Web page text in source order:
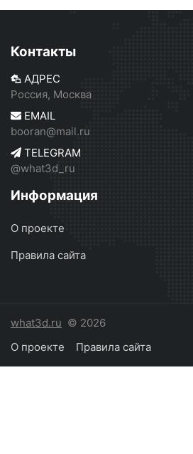
Контакты
АДРЕС
Россия, Москва
EMAIL
booran@mail.ru
TELEGRAM
@what3d_ru
Информация
О проекте
Правила сайта
what3d.ru © 2026
О проекте
Правила сайта